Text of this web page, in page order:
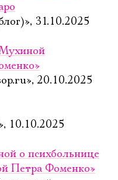
31.10.2025
20.10.2025
10.10.2025
о психбольнице
Петра Фоменко»